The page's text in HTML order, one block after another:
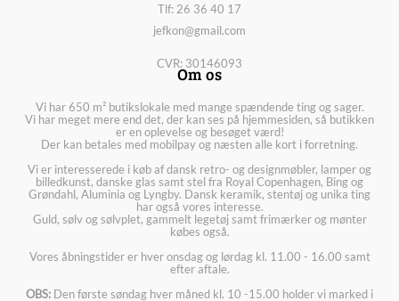
Tlf: 26 36 40 17
jefkon@gmail.com
CVR: 30146093
Om os
Vi har 650 m² butikslokale med mange spændende ting og sager.
Vi har meget mere end det, der kan ses på hjemmesiden, så butikken
er en oplevelse og besøget værd!
Der kan betales med mobilpay og næsten alle kort i forretning.
Vi er interesserede i køb af dansk retro- og designmøbler, lamper og
billedkunst, danske glas samt stel fra Royal Copenhagen, Bing og
Grøndahl, Aluminia og Lyngby. Dansk keramik, stentøj og unika ting
har også vores interesse.
Guld, sølv og sølvplet, gammelt legetøj samt frimærker og mønter
købes også.
Vores åbningstider er hver onsdag og lørdag kl. 11.00 - 16.00 samt
efter aftale.
OBS: Den første søndag hver måned kl. 10 -15.00 holder vi marked i